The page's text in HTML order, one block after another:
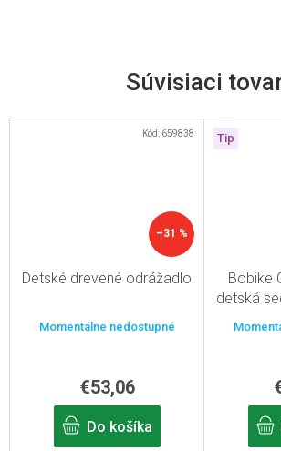
Súvisiaci
–31 %
Detské drevené odrážadlo
Momentálne nedostupné
€53,06
Do košíka
Kód: 659838 Tip
Bobike
detská